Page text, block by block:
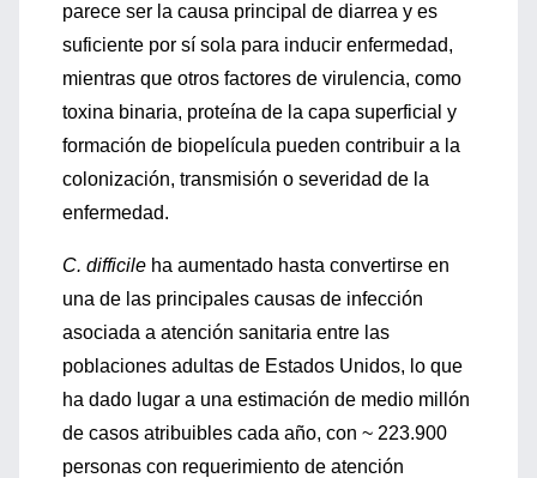
parece ser la causa principal de diarrea y es
suficiente por sí sola para inducir enfermedad,
mientras que otros factores de virulencia, como
toxina binaria, proteína de la capa superficial y
formación de biopelícula pueden contribuir a la
colonización, transmisión o severidad de la
enfermedad.
C. difficile ha aumentado hasta convertirse en
una de las principales causas de infección
asociada a atención sanitaria entre las
poblaciones adultas de Estados Unidos, lo que
ha dado lugar a una estimación de medio millón
de casos atribuibles cada año, con ~ 223.900
personas con requerimiento de atención